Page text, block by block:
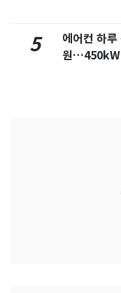
5
에어컨 하
원